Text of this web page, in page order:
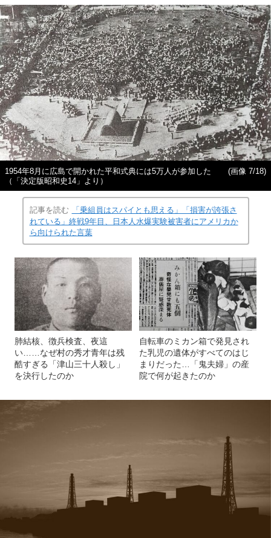
1954年8月に広島で開かれた平和式典には5万人が参加した
（「決定版昭和史14」より）
(画像 7/18)
記事を読む
「乗組員はスパイとも思える」「損害が誇張さ
れている」終戦9年目、日本人水爆実験被害者にアメリカか
ら向けられた言葉
肺結核、徴兵検査、夜這
い……なぜ村の秀才青年は残
酷すぎる「津山三十人殺し」
を決行したのか
自転車のミカン箱で発見され
た乳児の遺体がすべてのはじ
まりだった…「鬼夫婦」の産
院で何が起きたのか